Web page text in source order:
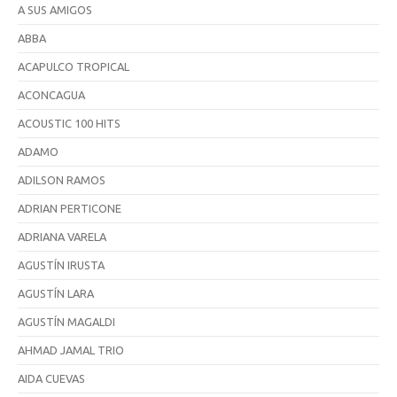
A SUS AMIGOS
ABBA
ACAPULCO TROPICAL
ACONCAGUA
ACOUSTIC 100 HITS
ADAMO
ADILSON RAMOS
ADRIAN PERTICONE
ADRIANA VARELA
AGUSTÍN IRUSTA
AGUSTÍN LARA
AGUSTÍN MAGALDI
AHMAD JAMAL TRIO
AIDA CUEVAS